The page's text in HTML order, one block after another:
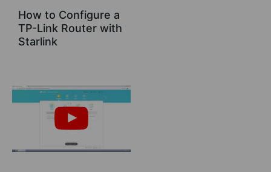
How to Configure a
TP-Link Router with
Starlink